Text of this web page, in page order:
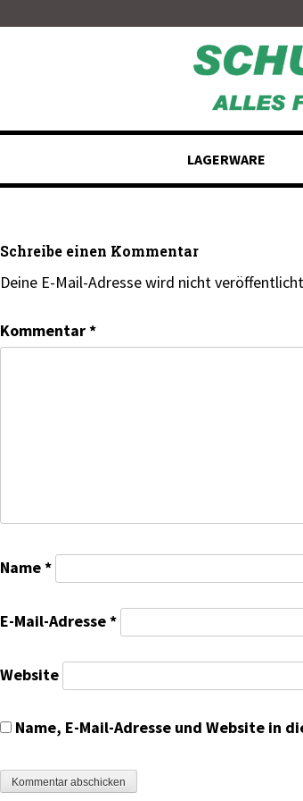
LAGERWARE
Schreibe einen Kommentar
Deine E-Mail-Adresse wird nicht
Kommentar*
Name*
E-Mail-Adresse*
Website
Name, E-Mail-Adresse und Website in